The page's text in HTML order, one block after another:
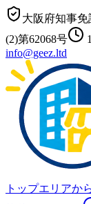
大阪府知事免
(2)第62068号
info@geez.ltd
トップエリアか